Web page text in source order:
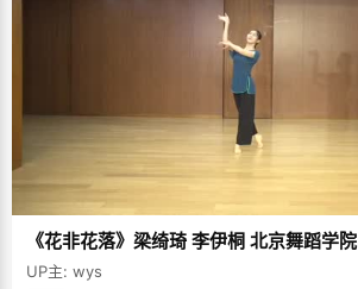
《花非花落》梁绮琦 李伊桐 北京舞蹈学院
UP主: wys